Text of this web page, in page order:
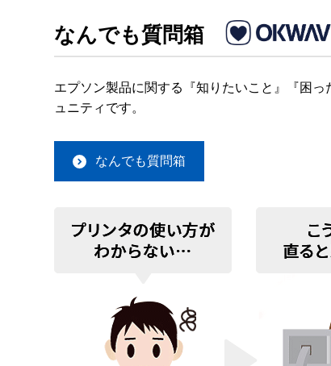
なんでも質問箱
エプソン製品に関する『知りたいこと』『困
ュニティです。
なんでも質問箱